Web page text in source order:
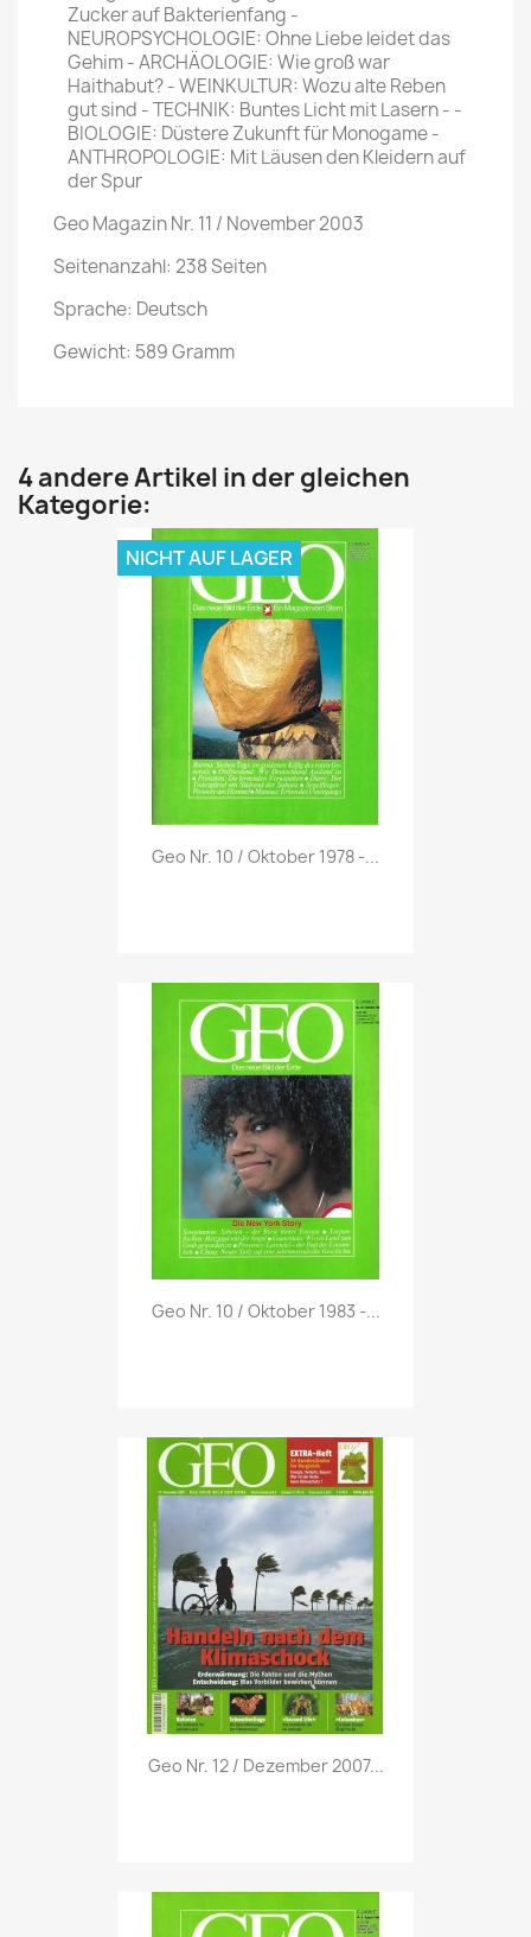
Zucker auf Bakterienfang -
NEUROPSYCHOLOGIE: Ohne Liebe leidet das
Gehim - ARCHÄO­LOGIE: Wie groß war
Haithabut? - WEIN­KULTUR: Wozu alte Reben
gut sind - ­TECHNIK: Buntes Licht mit Lasern - ­
BIOLOGIE: Düstere Zukunft für Monoga­me -
ANTHROPOLOGIE: Mit Läusen den Kleidern auf
der Spur
Geo Magazin Nr. 11 / November 2003
Seitenanzahl: 238 Seiten
Sprache: Deutsch
Gewicht: 589 Gramm
4 andere Artikel in der gleichen
Kategorie:
 Vorschau
Geo Nr. 10 / Oktober 1978 -...
NICHT AUF LAGER
 Vorschau
Geo Nr. 10 / Oktober 1983 -...
Vorschau
Geo Nr. 12 / Dezember 2007...